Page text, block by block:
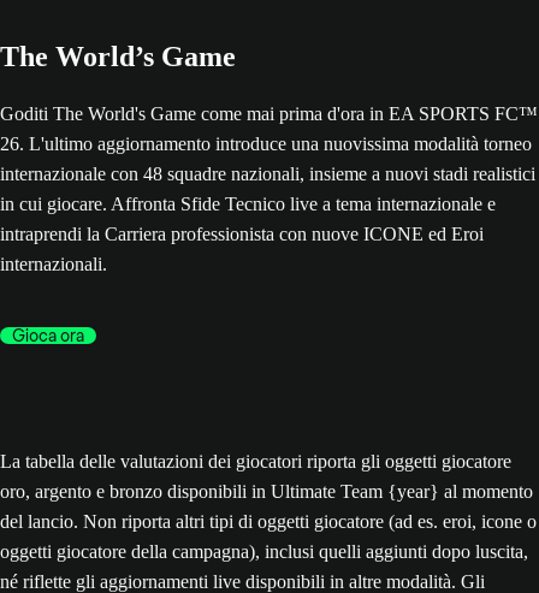
The World’s Game
Goditi The World's Game come mai prima d'ora in EA SPORTS FC™
26. L'ultimo aggiornamento introduce una nuovissima modalità torneo
internazionale con 48 squadre nazionali, insieme a nuovi stadi realistici
in cui giocare. Affronta Sfide Tecnico live a tema internazionale e
intraprendi la Carriera professionista con nuove ICONE ed Eroi
internazionali.
Gioca ora
La tabella delle valutazioni dei giocatori riporta gli oggetti giocatore
oro, argento e bronzo disponibili in Ultimate Team {year} al momento
del lancio. Non riporta altri tipi di oggetti giocatore (ad es. eroi, icone o
oggetti giocatore della campagna), inclusi quelli aggiunti dopo luscita,
né riflette gli aggiornamenti live disponibili in altre modalità. Gli